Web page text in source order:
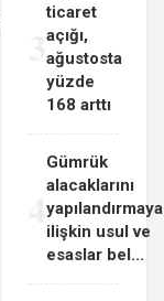
3
ticaret
açığı,
ağustosta
yüzde
168 arttı
4
Gümrük
alacaklarını
yapılandırmaya
ilişkin usul ve
esaslar bel...